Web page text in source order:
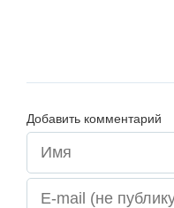
Добавить комментарий